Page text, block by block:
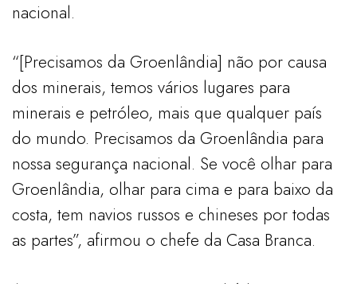
nacional.
“[Precisamos da Groenlândia] não por causa
dos minerais, temos vários lugares para
minerais e petróleo, mais que qualquer país
do mundo. Precisamos da Groenlândia para
nossa segurança nacional. Se você olhar para
Groenlândia, olhar para cima e para baixo da
costa, tem navios russos e chineses por todas
as partes”, afirmou o chefe da Casa Branca.